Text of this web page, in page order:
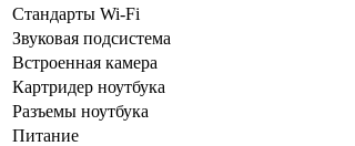
Стандарты Wi-Fi
Звуковая подсистема
Встроенная камера
Картридер ноутбука
Разъемы ноутбука
Питание